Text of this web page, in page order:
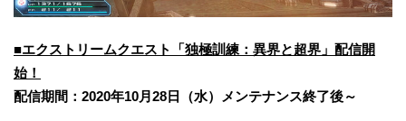
■エクストリームクエスト「独極訓練：異界と超界」配信開
始！
配信期間：2020年10月28日（水）メンテナンス終了後～